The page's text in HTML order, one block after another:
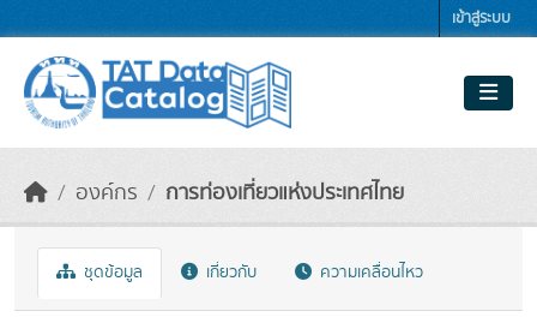
เข้าสู่ระบบ
องค์กร การท่องเที่ยวแห่งประเทศไทย
ชุดข้อมูล เกี่ยวกับ ความเคลื่อนไหว